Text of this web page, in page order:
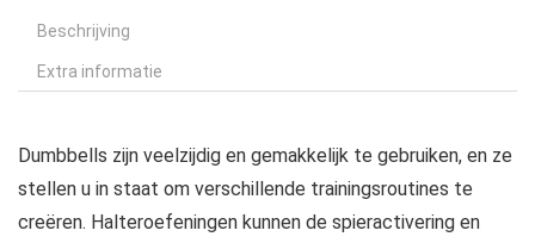
Beschrijving
Extra informatie
Dumbbells zijn veelzijdig en gemakkelijk te gebruiken, en ze
stellen u in staat om verschillende trainingsroutines te
creëren. Halteroefeningen kunnen de spieractivering en